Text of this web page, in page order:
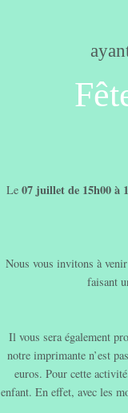
Le07 juillet de 15h00 à
Nous vous invitons à
faisant
Il vous sera également
notre imprimante n’est
euros. Pour cette
enfant. En effet, avec les